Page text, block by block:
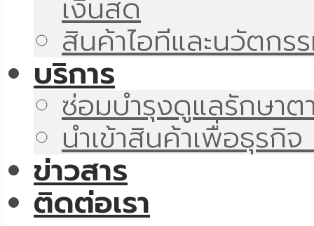
เงินสด
สินค้าไอทีและนวัตกร
บริการ
ซ่อมบำรุงดูแลรักษา
นำเข้าสินค้าเพื่อธุรกิ
ข่าวสาร
ติดต่อเรา